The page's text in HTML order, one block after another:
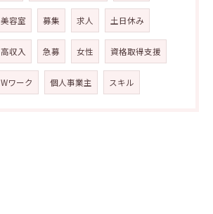
美容室 募集 求人 土日休み
高収入 急募 女性 資格取得支援
Wワーク 個人事業主 スキル